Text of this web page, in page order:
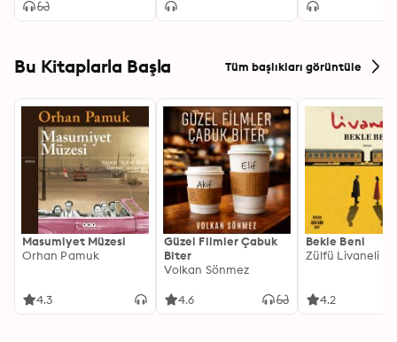
Bu Kitaplarla Başla Tüm başlıkları görüntüle
Masumiyet Müzesi
Orhan Pamuk
4.3
Güzel Filmler Çabuk
Biter
Volkan Sönmez
4.6
Bekle Beni
Zülfü Livaneli
4.2